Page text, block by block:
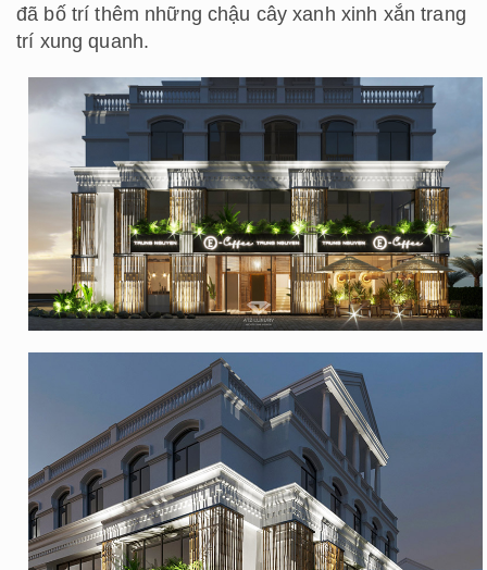
đã bố trí thêm những chậu cây xanh xinh xắn trang
trí xung quanh.